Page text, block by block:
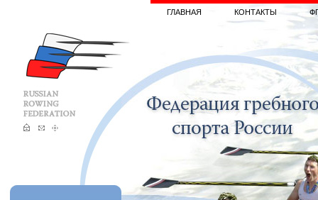
ГЛАВНАЯ КОНТАКТЫ